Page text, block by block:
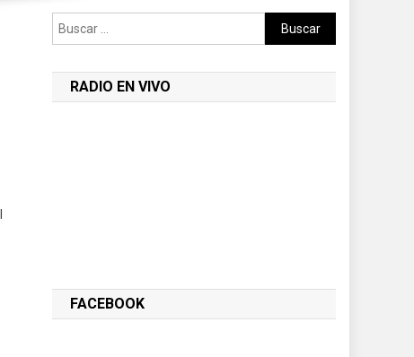
Buscar:
RADIO EN VIVO
FACEBOOK